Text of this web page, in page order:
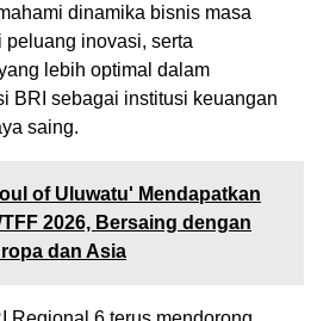
dinamika bisnis masa
inovasi, serta
lebih optimal dalam
BRI sebagai institusi keuangan
saing.
of Uluwatu' Mendapatkan
2026, Bersaing dengan
dan Asia